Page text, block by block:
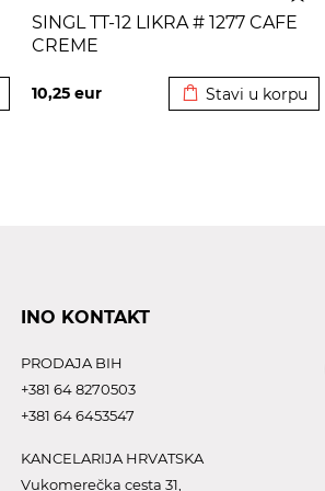
SINGL TT-12 LIKRA # 1277 CAFE
CREME
10,25 eur Stavi u korpu
INO KONTAKT
PRODAJA BIH
+381 64 8270503
+381 64 6453547
KANCELARIJA HRVATSKA
Vukomerečka cesta 31,